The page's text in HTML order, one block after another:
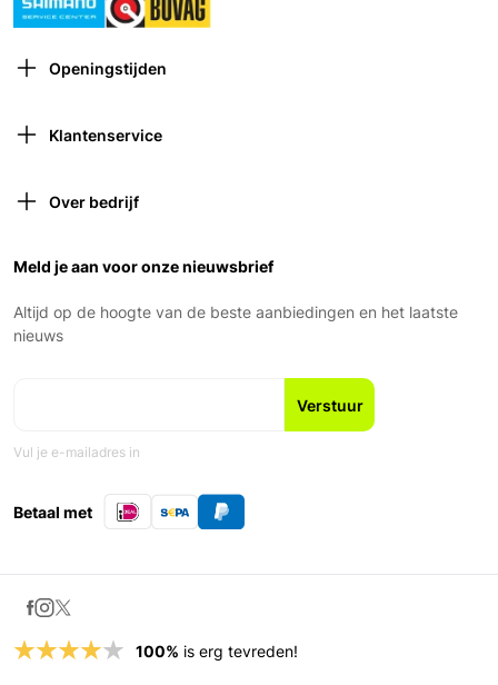
Openingstijden
Dinsdag: 9:00 – 18:00
gesloten om 18:00)
Zondag: Gesloten
Klantenservice
Verzekeringen
Over bedrijf
Ons Team
Nieuws en blogs
Fiets leasen
Meld je aan voor onze nieuwsbrief
Altijd op de hoogte van de beste aanbiedingen en het laatste
nieuws
Vul je e-mailadres in
Betaal met
100% is erg tevreden!